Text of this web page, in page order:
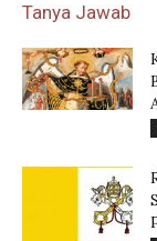
Tanya Jawab